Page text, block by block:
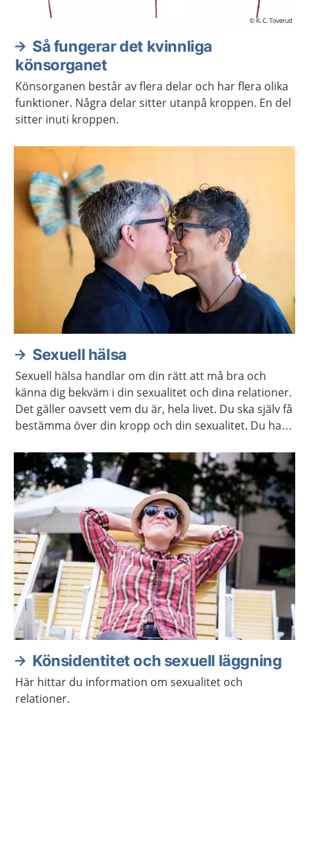
Så fungerar det kvinnliga
könsorganet
Könsorganen består av flera delar och har flera olika
funktioner. Några delar sitter utanpå kroppen. En del
sitter inuti kroppen.
Sexuell hälsa
Sexuell hälsa handlar om din rätt att må bra och
känna dig bekväm i din sexualitet och dina relationer.
Det gäller oavsett vem du är, hela livet. Du ska själv få
bestämma över din kropp och din sexualitet. Du har
hittar du mer information och stöd för att ta hand
om din sexuella hälsa.
Könsidentitet och sexuell läggning
Här hittar du information om sexualitet och
relationer.